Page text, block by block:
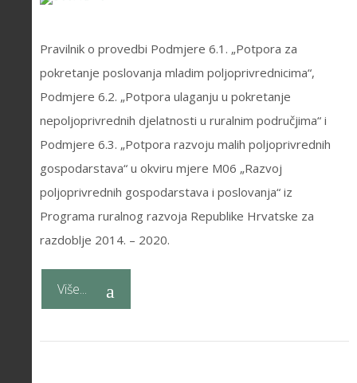
Pravilnik o provedbi Podmjere 6.1. „Potpora za
pokretanje poslovanja mladim poljoprivrednicima“,
Podmjere 6.2. „Potpora ulaganju u pokretanje
nepoljoprivrednih djelatnosti u ruralnim područjima“ i
Podmjere 6.3. „Potpora razvoju malih poljoprivrednih
gospodarstava“ u okviru mjere M06 „Razvoj
poljoprivrednih gospodarstava i poslovanja“ iz
Programa ruralnog razvoja Republike Hrvatske za
razdoblje 2014. – 2020.
Više...